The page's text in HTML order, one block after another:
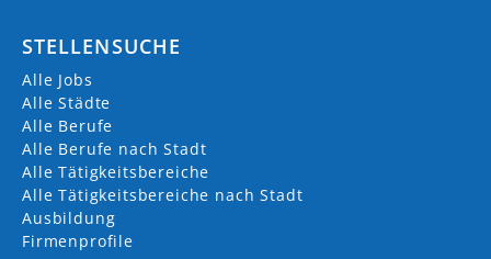
STELLENSUCHE
Alle Jobs
Alle Städte
Alle Berufe
Alle Berufe nach Stadt
Alle Tätigkeitsbereiche
Alle Tätigkeitsbereiche nach Stadt
Ausbildung
Firmenprofile